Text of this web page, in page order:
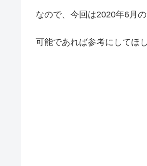
なので、今回は2020年6月
可能であれば参考にしてほ